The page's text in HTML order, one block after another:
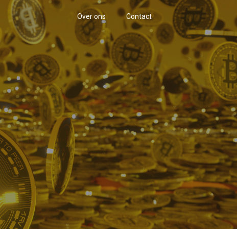
Over ons Contact